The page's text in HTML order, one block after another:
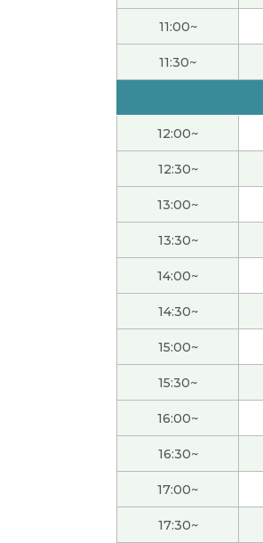
大多数的人很喜欢买东
和老师聊植物，我非常
确实如此。在今天凌晨
上。真是光阴似箭的。(
謝謝你！！！！！！！！
日语中也有这样一句市
言意思差不多。下节课见
辛苦了～，下节课再见！
我觉得选择一个能充分
年轻时，我常为了看深
谢谢老师总是鼓励我。
我也查叫精进料理没有
11:00~
11:30~
12:00~
12:30~
13:00~
13:30~
14:00~
14:30~
15:00~
15:30~
16:00~
16:30~
17:00~
17:30~